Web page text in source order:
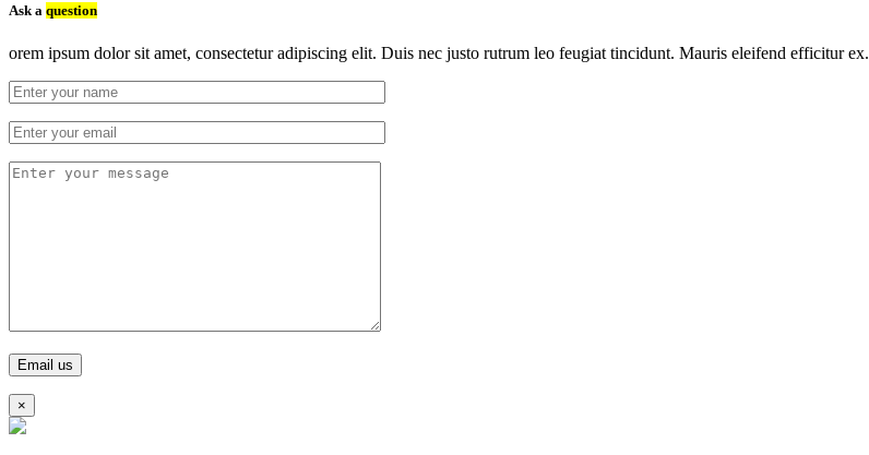
Ask a question
orem ipsum dolor sit amet, consectetur adipiscing elit. Duis nec justo rutrum leo feugiat tincidunt. Mauris eleifend efficitur ex.
×